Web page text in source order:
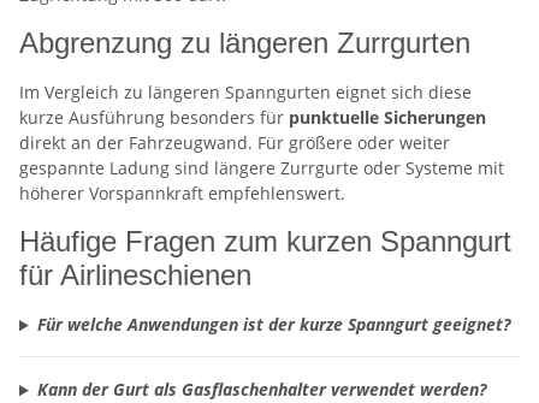
Abgrenzung zu längeren Zurrgurten
Im Vergleich zu längeren Spanngurten eignet sich diese
kurze Ausführung besonders für punktuelle Sicherungen
direkt an der Fahrzeugwand. Für größere oder weiter
gespannte Ladung sind längere Zurrgurte oder Systeme mit
höherer Vorspannkraft empfehlenswert.
Häufige Fragen zum kurzen Spanngurt
für Airlineschienen
Für welche Anwendungen ist der kurze Spanngurt geeignet?
Kann der Gurt als Gasflaschenhalter verwendet werden?